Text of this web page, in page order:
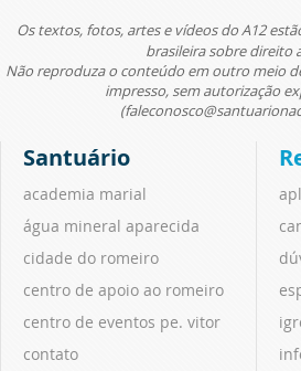
Os textos, fotos, artes e vídeos do A12
brasileira sobre direito
Não reproduza o conteúdo em outro meio
impresso, sem autorização
Santuário
academia marial
água mineral aparecida
cidade do romeiro
centro de apoio ao romeiro
centro de eventos pe. vitor
contato